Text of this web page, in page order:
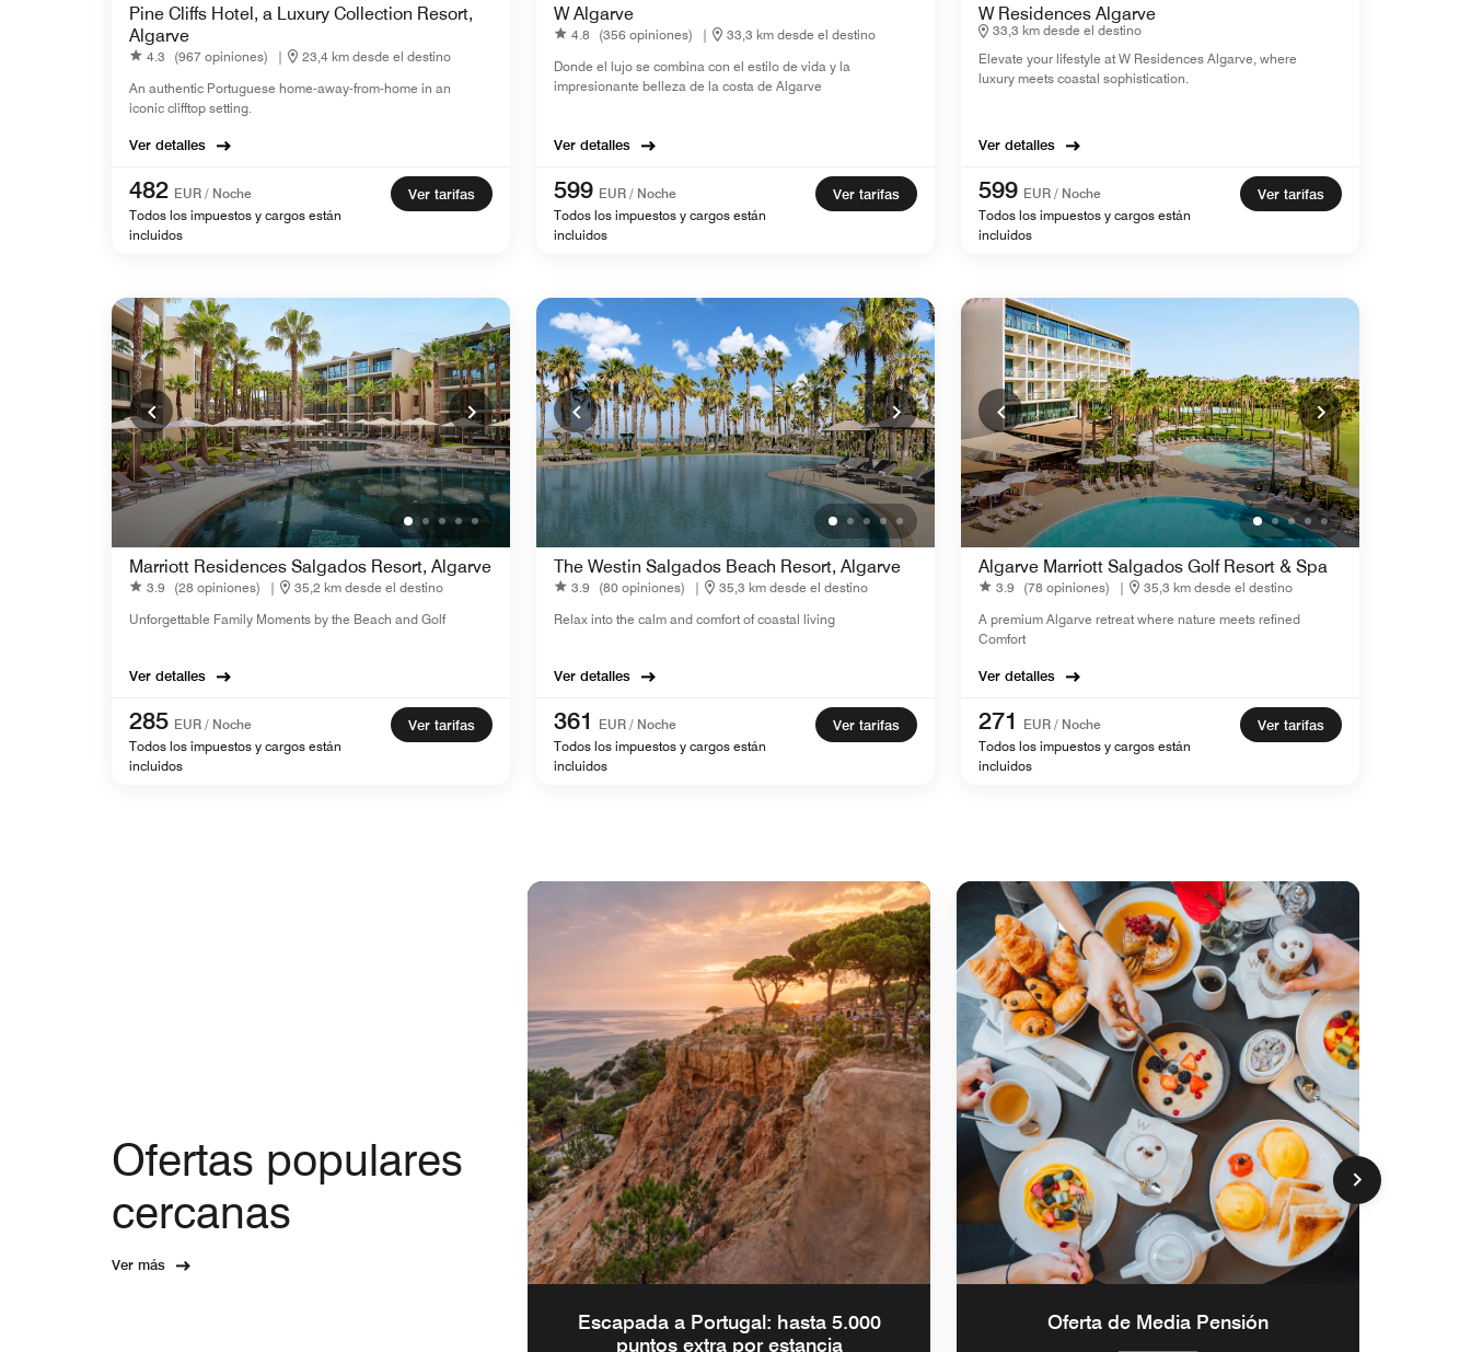
Pine Cliffs Hotel, a Luxury Collection Resort,
Algarve
4.3 (967 opiniones) |
23,4 km desde el destino
An authentic Portuguese home-away-from-home in an
iconic clifftop setting.
Ver detalles
482 EUR / Noche
Todos los impuestos y cargos están
incluidos
Ver tarifas
W Algarve
4.8 (356 opiniones) |
33,3 km desde el destino
Donde el lujo se combina con el estilo de vida y la
impresionante belleza de la costa de Algarve
Ver detalles
599 EUR / Noche
Todos los impuestos y cargos están
incluidos
Ver tarifas
W Residences Algarve
33,3 km desde el destino
Elevate your lifestyle at W Residences Algarve, where
luxury meets coastal sophistication.
Ver detalles
599 EUR / Noche
Todos los impuestos y cargos están
incluidos
Ver tarifas
Marriott Residences Salgados Resort, Algarve
3.9 (28 opiniones) |
35,2 km desde el destino
Unforgettable Family Moments by the Beach and Golf
Ver detalles
285 EUR / Noche
Todos los impuestos y cargos están
incluidos
Ver tarifas
The Westin Salgados Beach Resort, Algarve
3.9 (80 opiniones) |
35,3 km desde el destino
Relax into the calm and comfort of coastal living
Ver detalles
361
EUR / Noche
Todos los impuestos y cargos están
incluidos
Ver tarifas
Algarve Marriott Salgados Golf Resort & Spa
3.9 (78 opiniones) |
35,3 km desde el destino
A premium Algarve retreat where nature meets refined
Comfort
Ver detalles
271
EUR / Noche
Todos los impuestos y cargos están
incluidos
Ver tarifas
Ofertas populares
cercanas
Ver más
Escapada a Portugal: hasta 5.000
puntos extra por estancia
Oferta de Media Pensión